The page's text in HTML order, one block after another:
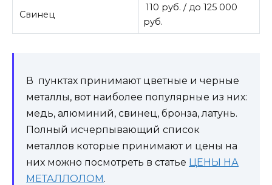
Свинец
110 руб. / до 125 000
руб.
В пунктах принимают цветные и черные
металлы, вот наиболее популярные из них:
медь, алюминий, свинец, бронза, латунь.
Полный исчерпывающий список
металлов которые принимают и цены на
них можно посмотреть в статье ЦЕНЫ НА
МЕТАЛЛОЛОМ.